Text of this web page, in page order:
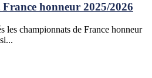
honneur 2025/2026
les championnats de France honneur